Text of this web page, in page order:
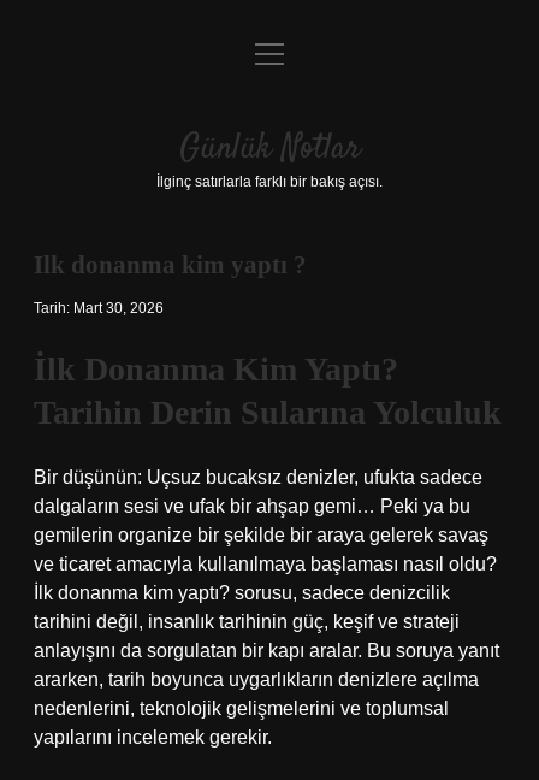
Anasayfa
Yasal Uyarı
menüyü
Günlük Notlar
İlginç satırlarla farklı bir bakış açısı.
Ilk donanma kim yaptı ?
Tarih: Mart 30, 2026
İlk Donanma Kim Yaptı?
Tarihin Derin Sularına Yolculuk
Bir düşünün: Uçsuz bucaksız denizler, ufukta sadece
dalgaların sesi ve ufak bir ahşap gemi… Peki ya bu
gemilerin organize bir şekilde bir araya gelerek savaş
ve ticaret amacıyla kullanılmaya başlaması nasıl oldu?
İlk donanma kim yaptı? sorusu, sadece denizcilik
tarihini değil, insanlık tarihinin güç, keşif ve strateji
anlayışını da sorgulatan bir kapı aralar. Bu soruya yanıt
ararken, tarih boyunca uygarlıkların denizlere açılma
nedenlerini, teknolojik gelişmelerini ve toplumsal
yapılarını incelemek gerekir.